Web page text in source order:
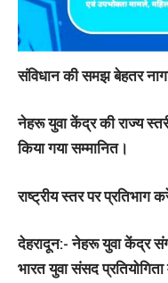
संविधान की समझ बेहतर
नेहरू युवा केंद्र की राज्य
किया गया सम्मानित।
राष्ट्रीय स्तर पर प्रतिभाग
देहरादून:-नेहरू युवा केंद्र
भारत युवा संसद